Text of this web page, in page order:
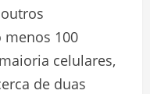
menos 100
celulares,
de duas